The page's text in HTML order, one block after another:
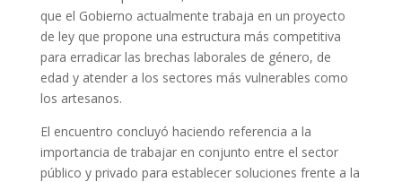
que el Gobierno actualmente trabaja en un proyecto
de ley que propone una estructura más competitiva
para erradicar las brechas laborales de género, de
edad y atender a los sectores más vulnerables como
los artesanos.
El encuentro concluyó haciendo referencia a la
importancia de trabajar en conjunto entre el sector
público y privado para establecer soluciones frente a la